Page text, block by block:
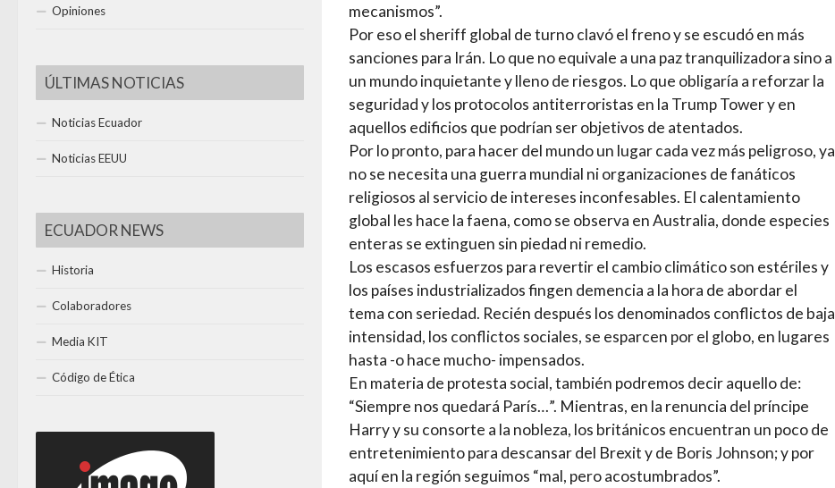
mecanismos”.
Por eso el sheriff global de turno clavó el freno y se escudó en más
sanciones para Irán. Lo que no equivale a una paz tranquilizadora sino a
un mundo inquietante y lleno de riesgos. Lo que obligaría a reforzar la
seguridad y los protocolos antiterroristas en la Trump Tower y en
aquellos edificios que podrían ser objetivos de atentados.
Por lo pronto, para hacer del mundo un lugar cada vez más peligroso, ya
no se necesita una guerra mundial ni organizaciones de fanáticos
religiosos al servicio de intereses inconfesables. El calentamiento
global les hace la faena, como se observa en Australia, donde especies
enteras se extinguen sin piedad ni remedio.
Los escasos esfuerzos para revertir el cambio climático son estériles y
los países industrializados fingen demencia a la hora de abordar el
tema con seriedad. Recién después los denominados conflictos de baja
intensidad, los conflictos sociales, se esparcen por el globo, en lugares
hasta -o hace mucho- impensados.
En materia de protesta social, también podremos decir aquello de:
“Siempre nos quedará París…”. Mientras, en la renuncia del príncipe
Harry y su consorte a la nobleza, los británicos encuentran un poco de
entretenimiento para descansar del Brexit y de Boris Johnson; y por
aquí en la región seguimos “mal, pero acostumbrados”.
Opiniones
ÚLTIMAS NOTICIAS
Noticias Ecuador
Noticias EEUU
ECUADOR NEWS
Historia
Colaboradores
Media KIT
Código de Ética